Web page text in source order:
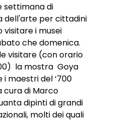
settimana di
dell'arte per cittadini
i musei
che domenica.
visitare (con orario
la mostra Goya
i maestri del ‘700
cura di Marco
dipinti di grandi
molti dei quali